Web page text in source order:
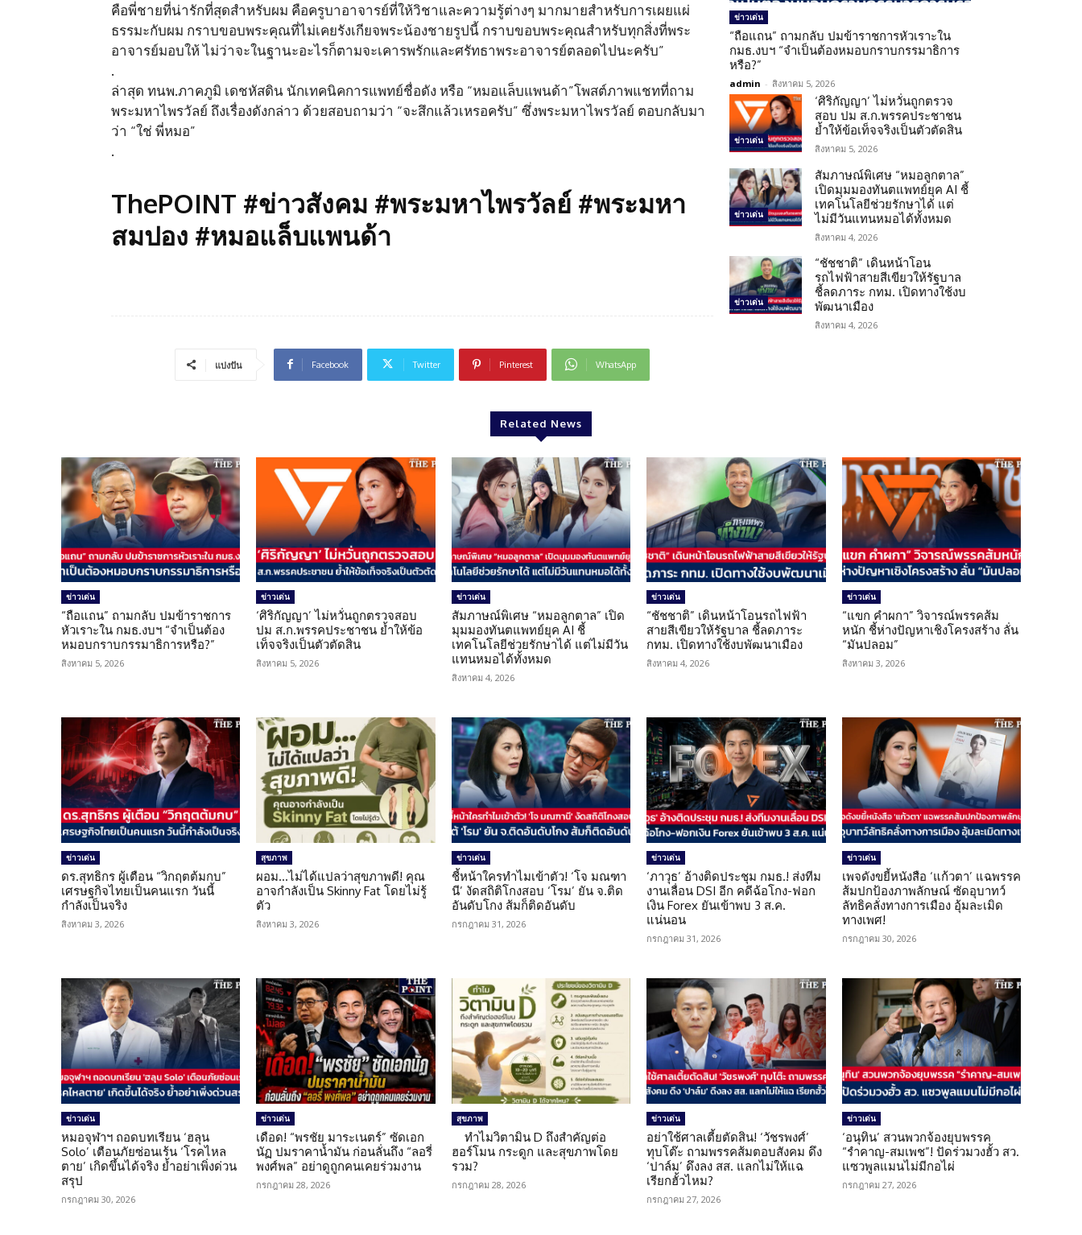
คือพี่ชายที่น่ารักที่สุดสำหรับผม คือครูบาอาจารย์ที่ให้วิชาและความรู้ต่างๆ มากมายสำหรับการเผยแผ่
ธรรมะกับผม กราบขอบพระคุณที่ไม่เคยรังเกียจพระน้องชายรูปนี้ กราบขอบพระคุณสำหรับทุกสิ่งที่พระ
อาจารย์มอบให้ ไม่ว่าจะในฐานะอะไรก็ตามจะเคารพรักและศรัทธาพระอาจารย์ตลอดไปนะครับ”
.
ล่าสุด ทนพ.ภาคภูมิ เดชหัสดิน นักเทคนิคการแพทย์ชื่อดัง หรือ “หมอแล็บแพนด้า”โพสต์ภาพแชทที่ถาม
พระมหาไพรวัลย์ ถึงเรื่องดังกล่าว ด้วยสอบถามว่า “จะสึกแล้วเหรอครับ” ซึ่งพระมหาไพรวัลย์ ตอบกลับมา
ว่า “ใช่ พี่หมอ”
.
ThePOINT #ข่าวสังคม #พระมหาไพรวัลย์ #พระมหา
สมปอง #หมอแล็บแพนด้า
แบ่งปัน Facebook Twitter Pinterest WhatsApp
ข่าวเด่น
“ถือแถน” ถามกลับ ปมข้าราชการหัวเราะใน
กมธ.งบฯ “จำเป็นต้องหมอบกราบกรรมาธิการ
หรือ?”
admin - สิงหาคม 5, 2026
ข่าวเด่น
‘ศิริกัญญา’ ไม่หวั่นถูกตรวจ
สอบ ปม ส.ก.พรรคประชาชน
ย้ำให้ข้อเท็จจริงเป็นตัวตัดสิน
สิงหาคม 5, 2026
ข่าวเด่น
สัมภาษณ์พิเศษ “หมอลูกตาล”
เปิดมุมมองทันตแพทย์ยุค AI ชี้
เทคโนโลยีช่วยรักษาได้ แต่
ไม่มีวันแทนหมอได้ทั้งหมด
สิงหาคม 4, 2026
ข่าวเด่น
“ชัชชาติ” เดินหน้าโอน
รถไฟฟ้าสายสีเขียวให้รัฐบาล
ชี้ลดภาระ กทม. เปิดทางใช้งบ
พัฒนาเมือง
สิงหาคม 4, 2026
Related News
ข่าวเด่น
“ถือแถน” ถามกลับ ปมข้าราชการ
หัวเราะใน กมธ.งบฯ “จำเป็นต้อง
หมอบกราบกรรมาธิการหรือ?”
สิงหาคม 5, 2026
ข่าวเด่น
‘ศิริกัญญา’ ไม่หวั่นถูกตรวจสอบ
ปม ส.ก.พรรคประชาชน ย้ำให้ข้อ
เท็จจริงเป็นตัวตัดสิน
สิงหาคม 5, 2026
ข่าวเด่น
สัมภาษณ์พิเศษ “หมอลูกตาล” เปิด
มุมมองทันตแพทย์ยุค AI ชี้
เทคโนโลยีช่วยรักษาได้ แต่ไม่มีวัน
แทนหมอได้ทั้งหมด
สิงหาคม 4, 2026
ข่าวเด่น
“ชัชชาติ” เดินหน้าโอนรถไฟฟ้า
สายสีเขียวให้รัฐบาล ชี้ลดภาระ
กทม. เปิดทางใช้งบพัฒนาเมือง
สิงหาคม 4, 2026
ข่าวเด่น
“แขก คำผกา” วิจารณ์พรรคส้ม
หนัก ชี้ห่างปัญหาเชิงโครงสร้าง ลั่น
“มันปลอม”
สิงหาคม 3, 2026
ข่าวเด่น
ดร.สุทธิกร ผู้เตือน “วิกฤตต้มกบ”
เศรษฐกิจไทยเป็นคนแรก วันนี้
กำลังเป็นจริง
สิงหาคม 3, 2026
สุขภาพ
ผอม…ไม่ได้แปลว่าสุขภาพดี! คุณ
อาจกำลังเป็น Skinny Fat โดยไม่รู้
ตัว
สิงหาคม 3, 2026
ข่าวเด่น
ชี้หน้าใครทำไมเข้าตัว! ‘โจ มณฑา
นี’ งัดสถิติโกงสอบ ‘โรม’ ยัน จ.ติด
อันดับโกง ส้มก็ติดอันดับ
กรกฎาคม 31, 2026
ข่าวเด่น
‘ภาวุธ’ อ้างติดประชุม กมธ.! ส่งทีม
งานเลื่อน DSI อีก คดีฉ้อโกง-ฟอก
เงิน Forex ยันเข้าพบ 3 ส.ค.
แน่นอน
กรกฎาคม 31, 2026
ข่าวเด่น
เพจดังขยี้หนังสือ ‘แก้วตา’ แฉพรรค
ส้มปกป้องภาพลักษณ์ ซัดอุบาทว์
ลัทธิคลั่งทางการเมือง อุ้มละเมิด
ทางเพศ!
กรกฎาคม 30, 2026
ข่าวเด่น
หมอจุฬาฯ ถอดบทเรียน ‘ฮลุน
Solo’ เตือนภัยซ่อนเร้น ‘โรคไหล
ตาย’ เกิดขึ้นได้จริง ย้ำอย่าเพิ่งด่วน
สรุป
กรกฎาคม 30, 2026
ข่าวเด่น
เดือด! “พรชัย มาระเนตร์” ซัดเอก
นัฏ ปมราคาน้ำมัน ก่อนลั่นถึง “ลอรี่
พงศ์พล” อย่าดูถูกคนเคยร่วมงาน
กรกฎาคม 28, 2026
สุขภาพ
ทำไมวิตามิน D ถึงสำคัญต่อ
ฮอร์โมน กระดูก และสุขภาพโดย
รวม?
กรกฎาคม 28, 2026
ข่าวเด่น
อย่าใช้ศาลเตี้ยตัดสิน! ‘วัชรพงศ์’
ทุบโต๊ะ ถามพรรคส้มตอบสังคม ดึง
‘ปาล์ม’ ดึงลง สส. แลกไม่ให้แฉ
เรียกฮั้วไหม?
กรกฎาคม 27, 2026
ข่าวเด่น
‘อนุทิน’ สวนพวกจ้องยุบพรรค
“รำคาญ-สมเพช”! ปัดร่วมวงฮั้ว สว.
แซวพูลแมนไม่มีกอไผ่
กรกฎาคม 27, 2026